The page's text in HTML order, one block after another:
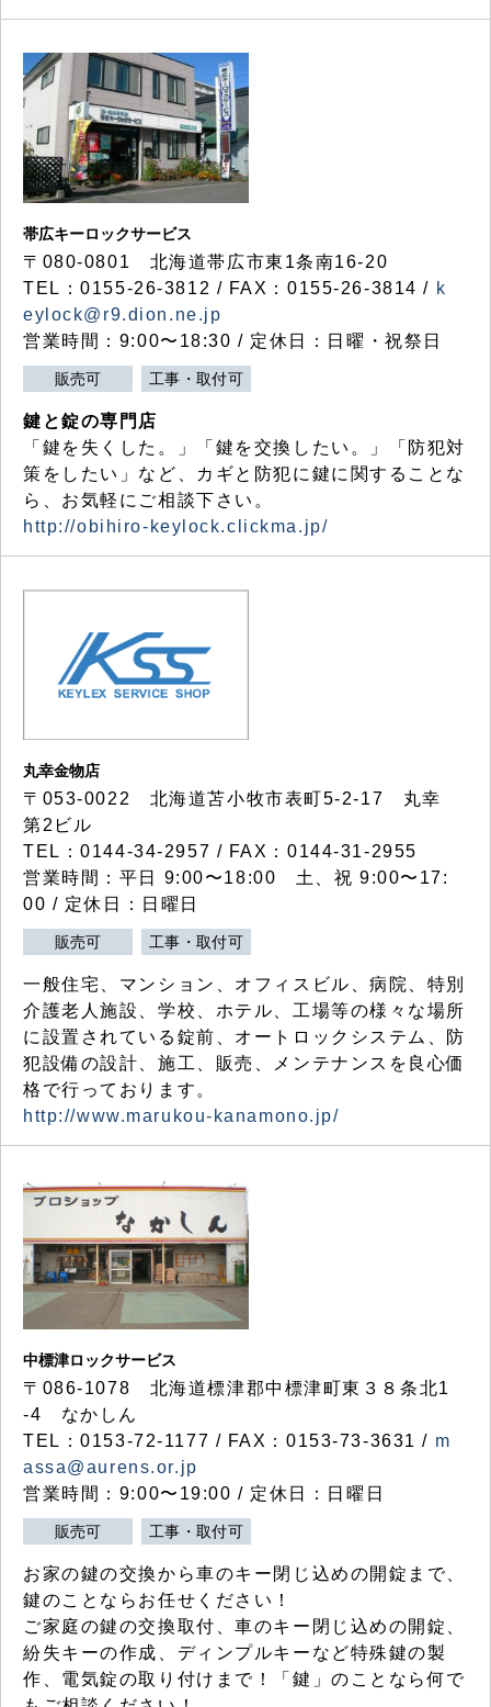
帯広キーロックサービス
〒080-0801 北海道帯広市東1条南16-20
TEL：0155-26-3812 / FAX：0155-26-3814 / k
eylock@r9.dion.ne.jp
営業時間：9:00〜18:30 / 定休日：日曜・祝祭日
販売可 工事・取付可
鍵と錠の専門店
「鍵を失くした。」「鍵を交換したい。」「防犯対
策をしたい」など、カギと防犯に鍵に関することな
ら、お気軽にご相談下さい。
http://obihiro-keylock.clickma.jp/
丸幸金物店
〒053-0022 北海道苫小牧市表町5-2-17 丸幸
第2ビル
TEL：0144-34-2957 / FAX：0144-31-2955
営業時間：平日 9:00〜18:00 土、祝 9:00〜17:
00 / 定休日：日曜日
販売可 工事・取付可
一般住宅、マンション、オフィスビル、病院、特別
介護老人施設、学校、ホテル、工場等の様々な場所
に設置されている錠前、オートロックシステム、防
犯設備の設計、施工、販売、メンテナンスを良心価
格で行っております。
http://www.marukou-kanamono.jp/
中標津ロックサービス
〒086-1078 北海道標津郡中標津町東３８条北1
-4 なかしん
TEL：0153-72-1177 / FAX：0153-73-3631 / m
assa@aurens.or.jp
営業時間：9:00〜19:00 / 定休日：日曜日
販売可 工事・取付可
お家の鍵の交換から車のキー閉じ込めの開錠まで、
鍵のことならお任せください！
ご家庭の鍵の交換取付、車のキー閉じ込めの開錠、
紛失キーの作成、ディンプルキーなど特殊鍵の製
作、電気錠の取り付けまで！「鍵」のことなら何で